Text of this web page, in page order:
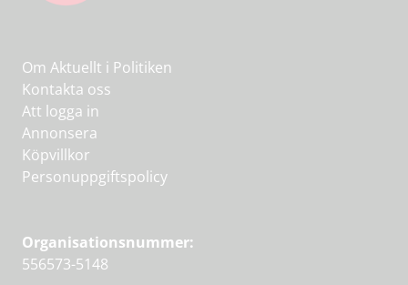
Om Aktuellt i Politiken
Kontakta oss
Att logga in
Annonsera
Köpvillkor
Personuppgiftspolicy
Organisationsnummer:
556573-5148